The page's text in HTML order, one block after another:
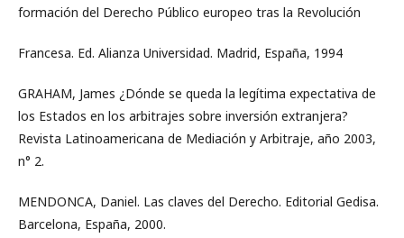
formación del Derecho Público europeo tras la Revolución
Francesa. Ed. Alianza Universidad. Madrid, España, 1994
GRAHAM, James ¿Dónde se queda la legítima expectativa de
los Estados en los arbitrajes sobre inversión extranjera?
Revista Latinoamericana de Mediación y Arbitraje, año 2003,
n° 2.
MENDONCA, Daniel. Las claves del Derecho. Editorial Gedisa.
Barcelona, España, 2000.